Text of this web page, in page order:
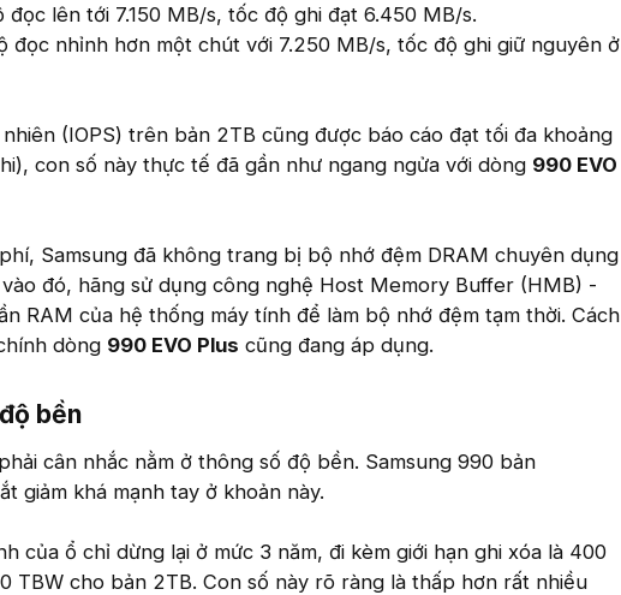
lên tới 7.150 MB/s, tốc độ ghi đạt 6.450 MB/s.
đọc nhỉnh hơn một chút với 7.250 MB/s, tốc độ ghi giữ nguyên ở
(IOPS) trên bản 2TB cũng được báo cáo đạt tối đa khoảng
con số này thực tế đã gần như ngang ngửa với dòng 990 EVO
Samsung đã không trang bị bộ nhớ đệm DRAM chuyên dụng
vào đó, hãng sử dụng công nghệ Host Memory Buffer (HMB) -
RAM của hệ thống máy tính để làm bộ nhớ đệm tạm thời. Cách
dòng 990 EVO Plus cũng đang áp dụng.
bền​
cân nhắc nằm ở thông số độ bền. Samsung 990 bản
giảm khá mạnh tay ở khoản này.
của ổ chỉ dừng lại ở mức 3 năm, đi kèm giới hạn ghi xóa là 400
TBW cho bản 2TB. Con số này rõ ràng là thấp hơn rất nhiều